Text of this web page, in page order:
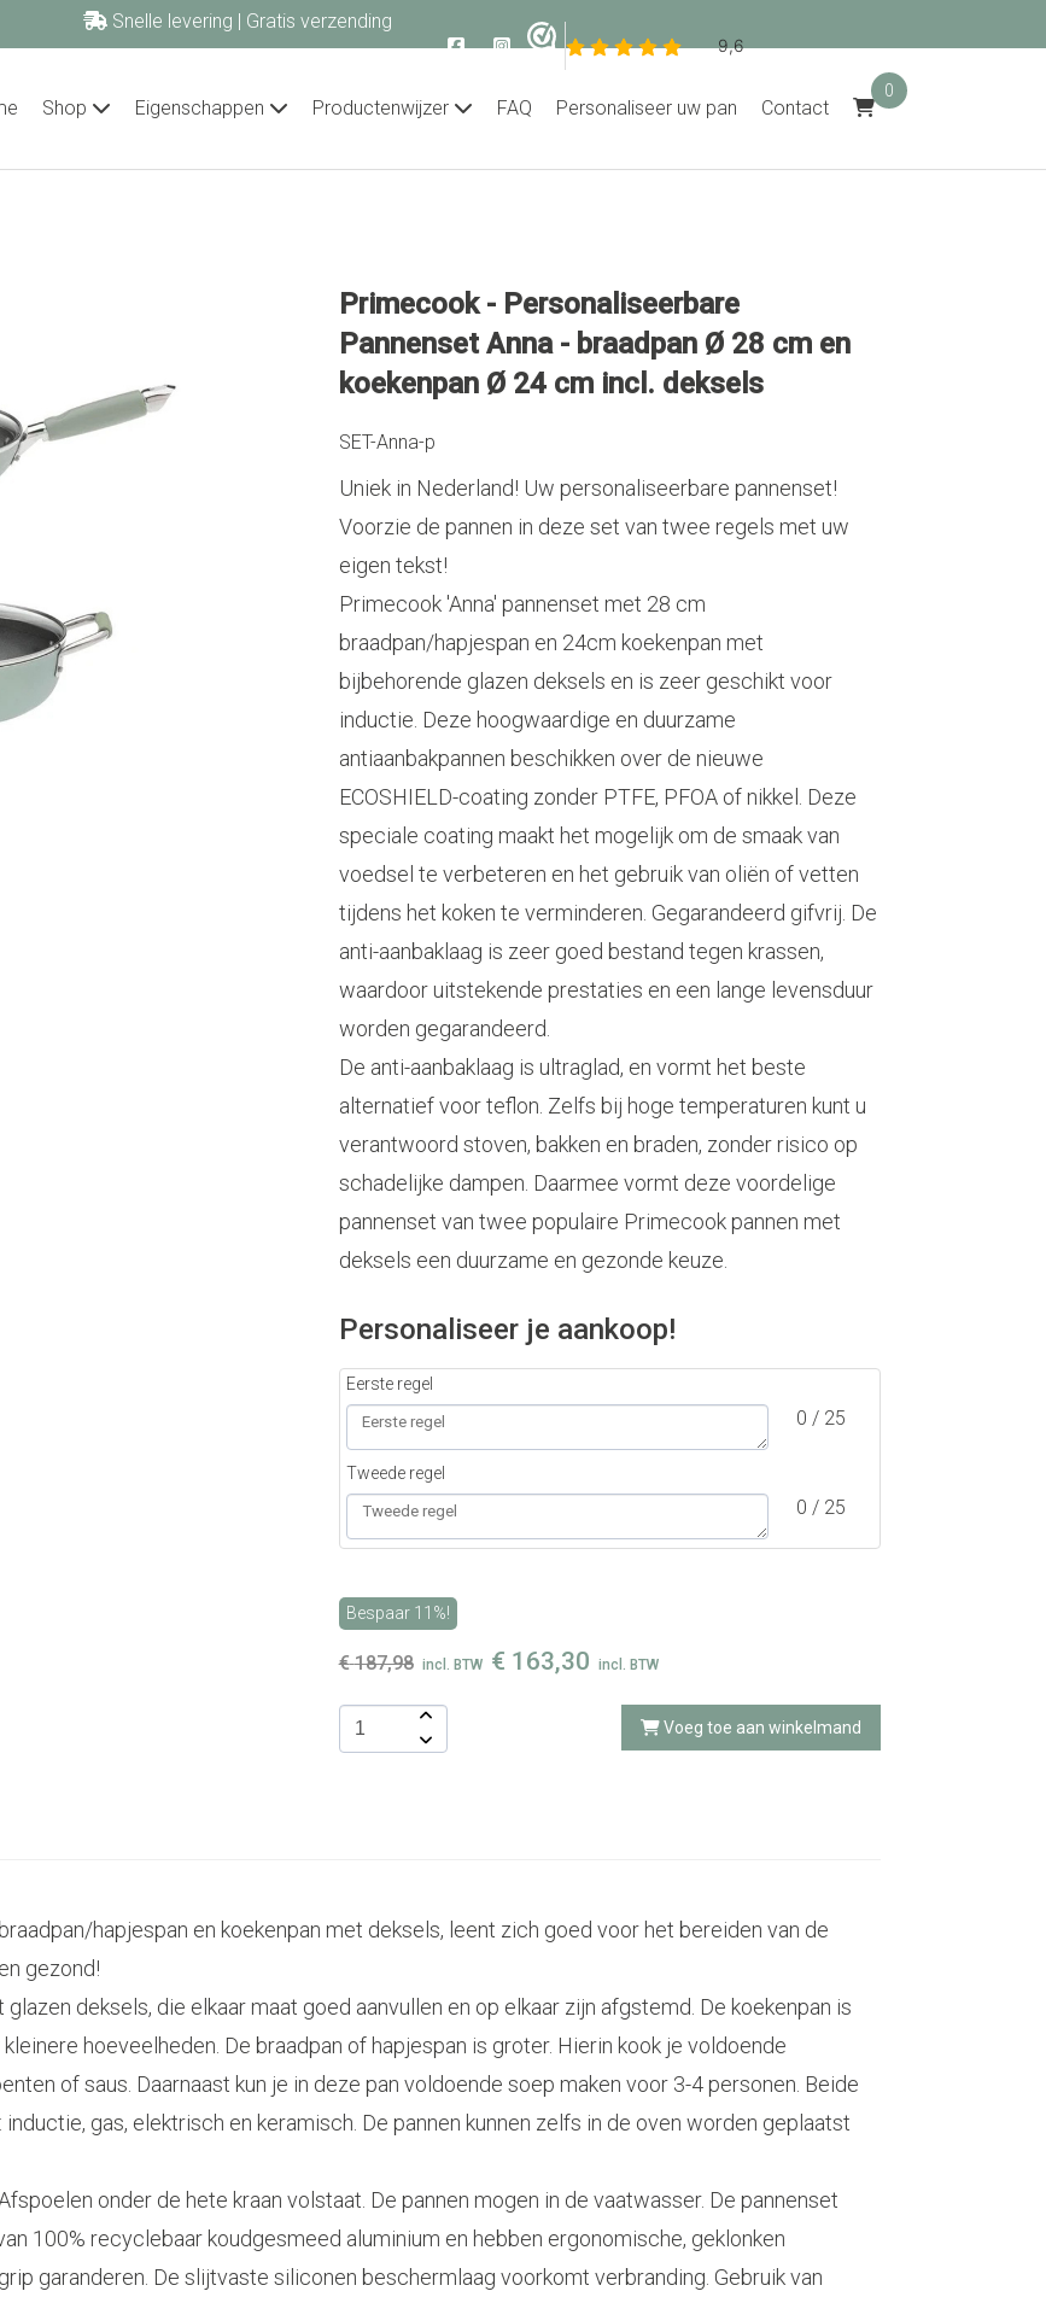
Snelle levering | Gratis verzending
Shop Eigenschappen Productenwijzer FAQ Personaliseer uw pan Contact
0
Primecook - Personaliseerbare
Pannenset Anna - braadpan Ø 28 cm en
koekenpan Ø 24 cm incl. deksels
SET-Anna-p
Uniek in Nederland! Uw personaliseerbare pannenset!
Voorzie de pannen in deze set van twee regels met uw
eigen tekst!
Primecook 'Anna' pannenset met 28 cm
braadpan/hapjespan en 24cm koekenpan met
bijbehorende glazen deksels en is zeer geschikt voor
inductie. Deze hoogwaardige en duurzame
antiaanbakpannen beschikken over de nieuwe
ECOSHIELD-coating zonder PTFE, PFOA of nikkel. Deze
speciale coating maakt het mogelijk om de smaak van
voedsel te verbeteren en het gebruik van oliën of vetten
tijdens het koken te verminderen. Gegarandeerd gifvrij. De
anti-aanbaklaag is zeer goed bestand tegen krassen,
waardoor uitstekende prestaties en een lange levensduur
worden gegarandeerd.
De anti-aanbaklaag is ultraglad, en vormt het beste
alternatief voor teflon. Zelfs bij hoge temperaturen kunt u
verantwoord stoven, bakken en braden, zonder risico op
schadelijke dampen. Daarmee vormt deze voordelige
pannenset van twee populaire Primecook pannen met
deksels een duurzame en gezonde keuze.
Personaliseer je aankoop!
Eerste regel
0 / 25
Tweede regel
0 / 25
Bespaar 11%!
€ 187,98 incl. BTW € 163,30 incl. BTW
Voeg toe aan winkelmand
hapjespan en koekenpan met deksels, leent zich goed voor het bereiden van de
gezond!
deksels, die elkaar maat goed aanvullen en op elkaar zijn afgstemd. De koekenpan is
hoeveelheden. De braadpan of hapjespan is groter. Hierin kook je voldoende
of saus. Daarnaast kun je in deze pan voldoende soep maken voor 3-4 personen. Beide
gas, elektrisch en keramisch. De pannen kunnen zelfs in de oven worden geplaatst
onder de hete kraan volstaat. De pannen mogen in de vaatwasser. De pannenset
100% recyclebaar koudgesmeed aluminium en hebben ergonomische, geklonken
garanderen. De slijtvaste siliconen beschermlaag voorkomt verbranding. Gebruik van